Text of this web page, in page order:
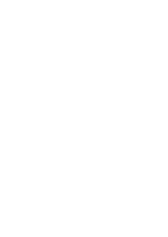
※商品到
それ以上経過した
配送業者はお客様
ご返送の際は同封の
納品書の同封がな
記載していただいた
事務手数料1.000円
この際、返金金額が
※エクスパックや定
紛失・破損・
3.ご
商品到着後次第、